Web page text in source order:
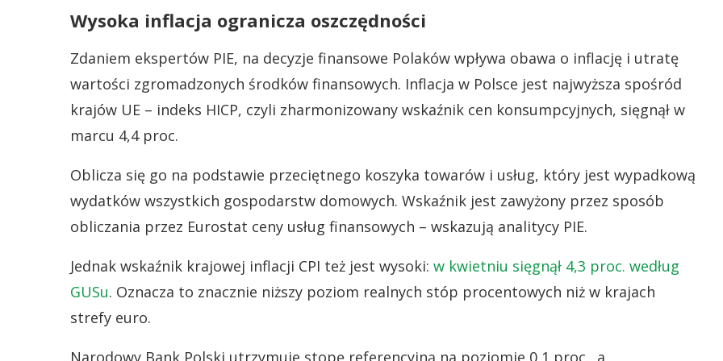
Wysoka inflacja ogranicza oszczędności
Zdaniem ekspertów PIE, na decyzje finansowe Polaków wpływa obawa o inflację i utratę
wartości zgromadzonych środków finansowych. Inflacja w Polsce jest najwyższa spośród
krajów UE – indeks HICP, czyli zharmonizowany wskaźnik cen konsumpcyjnych, sięgnął w
marcu 4,4 proc.
Oblicza się go na podstawie przeciętnego koszyka towarów i usług, który jest wypadkową
wydatków wszystkich gospodarstw domowych. Wskaźnik jest zawyżony przez sposób
obliczania przez Eurostat ceny usług finansowych – wskazują analitycy PIE.
Jednak wskaźnik krajowej inflacji CPI też jest wysoki: w kwietniu sięgnął 4,3 proc. według
GUSu. Oznacza to znacznie niższy poziom realnych stóp procentowych niż w krajach
strefy euro.
Narodowy Bank Polski utrzymuje stopę referencyjną na poziomie 0,1 proc., a